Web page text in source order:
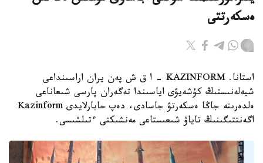
ەسكەرتتى
استانا. KAZINFORM - ا ق ش پەن يران اراسىنداعى
شيەلەنىستىڭ كۇشەيۋى اياسىندا تەگەران پارسى شىعاناعى
ەلدەرىنە جاڭا ەسكەرتۋ جاسادى، دەپ حابارلايدى Kazinform
اگەنتتىگىنىڭ تاياۋ شىعىستاعى مەنشىكتى ءتىلشىسى.